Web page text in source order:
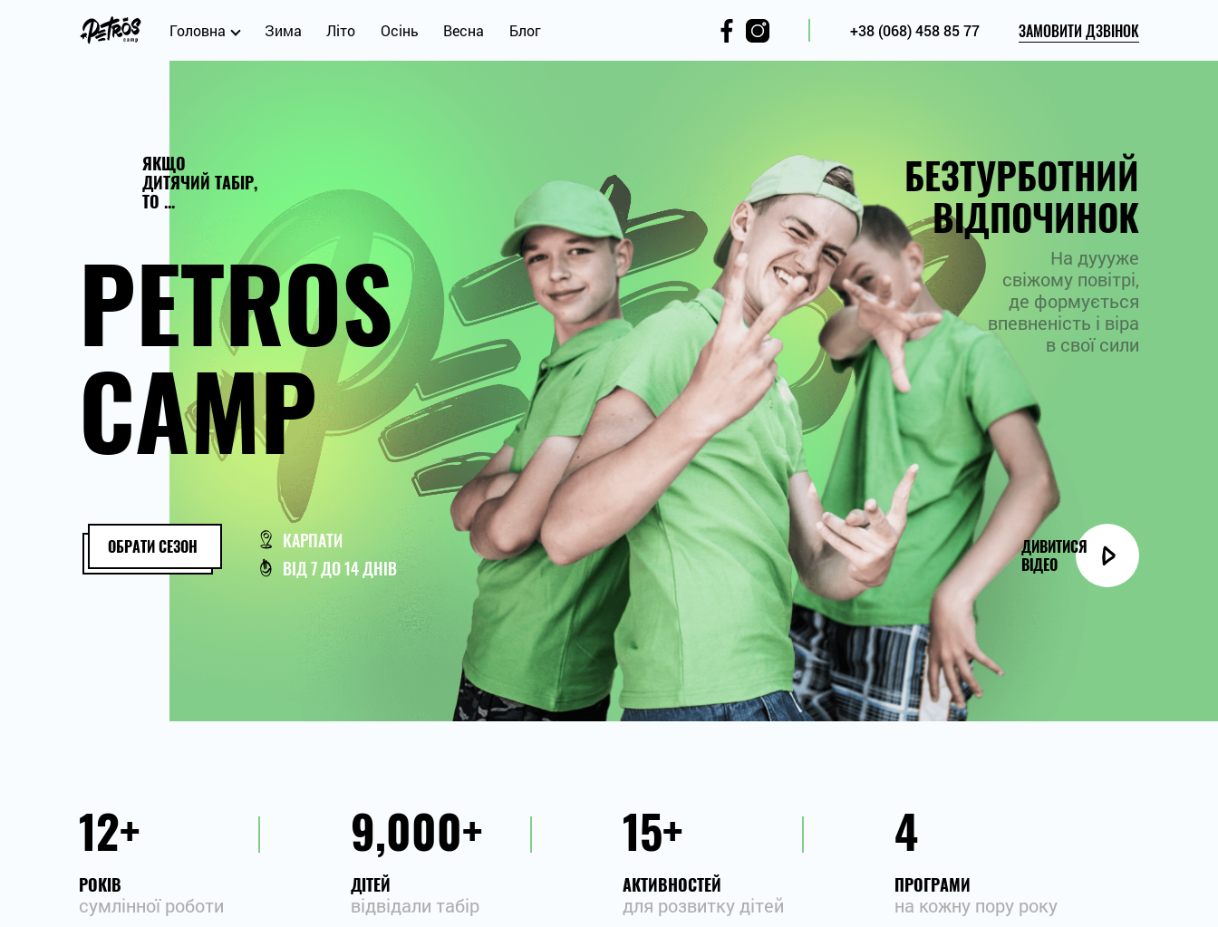
Головна Зима Літо Осінь Весна Блог +38 (068) 458 85 77 ЗАМОВИТИ ДЗВІНОК
ЯКЩО
ДИТЯЧИЙ ТАБІР,
ТО ...
PETROS
CAMP
БЕЗТУРБОТНИЙ
ВІДПОЧИНОК
На дуууже
свіжому повітрі,
де формується
впевненість і віра
в свої сили
ОБРАТИ СЕЗОН
КАРПАТИ
ВІД 7 ДО 14 ДНІВ
ДИВИТИСЯ
ВІДЕО
12
РОКІВ
сумлінної роботи
9,000
ДІТЕЙ
відвідали табір
15
АКТИВНОСТЕЙ
для розвитку дітей
4
ПРОГРАМИ
на кожну пору року